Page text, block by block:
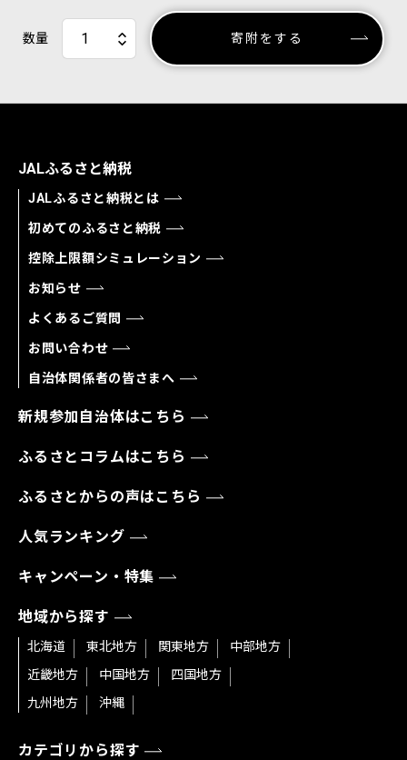
数量 寄附をする
JALふるさと納税
JALふるさと納税とは
初めてのふるさと納税
控除上限額シミュレーション
お知らせ
よくあるご質問
お問い合わせ
自治体関係者の皆さまへ
新規参加自治体はこちら
ふるさとコラムはこちら
ふるさとからの声はこちら
人気ランキング
キャンペーン・特集
地域から探す
北海道 東北地方 関東地方
中部地方
近畿地方
中国地方
四国地方
九州地方
沖縄
カテゴリから探す